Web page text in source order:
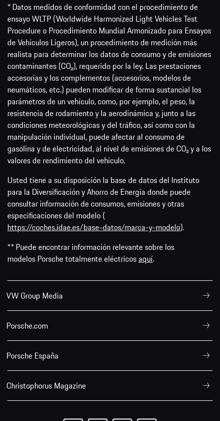
* Datos medidos de conformidad con el procedimiento de
ensayo WLTP (Worldwide Harmonized Light Vehicles Test
Procedure o Procedimiento Mundial Armonizado para Ensayos
de Vehículos Ligeros), un procedimiento de medición más
realista para determinar los datos de consumo y de emisiones
contaminantes (CO₂), requerido por la ley. Las prestaciones
accesorias y los complementos (accesorios, modelos de
neumáticos, etc.) pueden modificar de forma sustancial los
parámetros de un vehículo, como, por ejemplo, el peso, la
resistencia de rodamiento y la aerodinámica y, junto a las
condiciones meteorológicas y del tráfico, así como con la
manipulación individual, puede afectar al consumo de
gasolina y de electricidad, al nivel de emisiones de CO₂ y a los
valores de rendimiento del vehículo.
Usted tiene a su disposición la base de datos del Instituto
para la Diversificación y Ahorro de Energía donde puede
consultar información de consumos, emisiones y otras
especificaciones del modelo (
https://coches.idae.es/base-datos/marca-y-modelo).
** Puede encontrar información relevante sobre los
modelos Porsche totalmente eléctricosaquí.
VW Group Media
Porsche.com
Porsche España
Christophorus Magazine